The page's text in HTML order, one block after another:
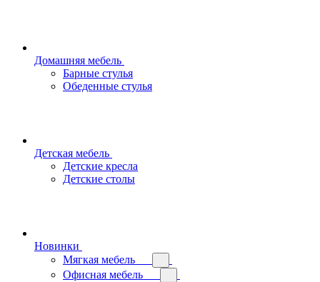
Домашняя мебель
Барные стулья
Обеденные стулья
Детская мебель
Детские кресла
Детские столы
Новинки
Мягкая мебель
Офисная мебель